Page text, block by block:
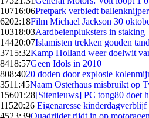
10716:06Pretpark verbiedt
6202:18Film Michael Jackson 30
10318:03Aardbeienpluksters in staking
14420:07Islamisten trekken gouden
3715:32Kamp Holland weer doelwit
8418:57Geen Idols in 2010
808:4020 doden door explosie
3511:45Naam Osterhaus misbruikt op
15601:28[Sitenieuws] PC tong80 doet
11520:26 Eigenaresse kinderdagverblijf
4523:39Quadrijder rijdt in op